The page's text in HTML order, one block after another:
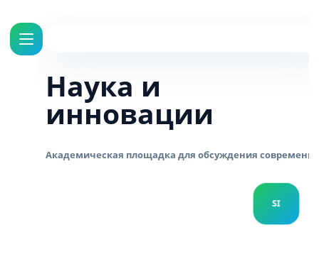
Наука и
инновации